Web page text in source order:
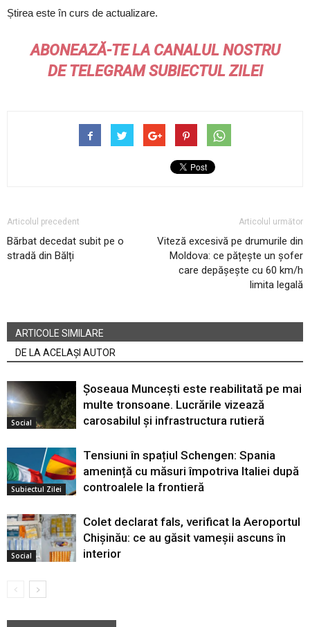
Știrea este în curs de actualizare.
ABONEAZĂ-TE LA CANALUL NOSTRU
DETELEGRAMSUBIECTUL ZILEI
Articolul precedent
Bărbat decedat subit pe o
stradă din Bălți
Articolul următor
Viteză excesivă pe drumurile din
Moldova: ce pățește un șofer
care depășește cu 60 km/h
limita legală
ARTICOLE SIMILARE
DE LA ACELAȘI AUTOR
Social
Șoseaua Muncești este reabilitată pe mai
multe tronsoane. Lucrările vizează
carosabilul și infrastructura rutieră
Subiectul Zilei
Tensiuni în spațiul Schengen: Spania
amenință cu măsuri împotriva Italiei după
controalele la frontieră
Social
Colet declarat fals, verificat la Aeroportul
Chișinău: ce au găsit vameșii ascuns în
interior